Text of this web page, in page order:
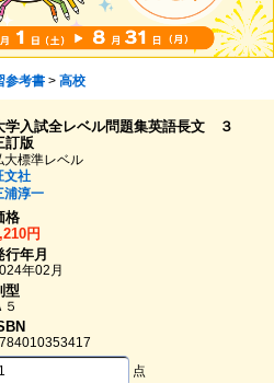
参考書> 高校
学入試全レベル問題集英語長文 ３
訂版
大標準レベル
文社
浦淳一
格
円
行年月
年02月
型
５
点